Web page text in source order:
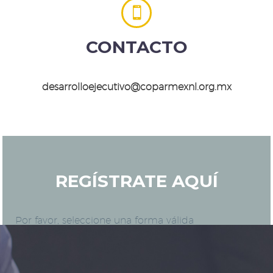


CONTACTO
desarrolloejecutivo@coparmexnl.org.mx
REGÍSTRATE AQUÍ
Por favor, seleccione una forma válida